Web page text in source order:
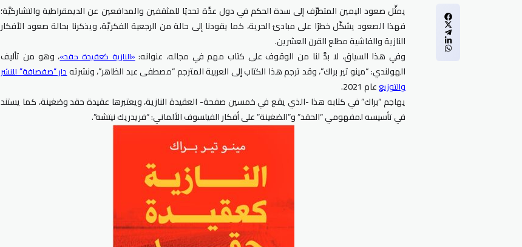
يمثِّل صعود اليمين المتطرِّف إلى سدة الحكم في دول عدَّة تحديًا للمثقفين والمدافعين عن الديمقراطية والتشاركيَّة؛
فهذا الصعود يشكِّل خطرًا على مبادئ الحرية، كما يقودنا إلى حالة من الرجعية الفكريَّة، ويذكرنا بحالة صعود الأفكار
النازية والفاشية مطلع القرن العشرين.
وفي هذا السياق، لا بدَّ لنا من الوقوف على كتاب مهم في مجاله، عنوانه:«النازية كعقيدة حقد»، وهو من تأليف
الهولندي: “مينو تير براك”، وقد ترجم هذا الكتاب إلى العربية المترجم “مصطفى عبد الظاهر”، ونشرتهدار “صفصافة” للنشر
والتوزيععام 2021.
يهاجم “براك” في كتابه هذا -الذي يقع في خمسين صفحة- العقيدة النازية، ويعتبرها عقيدة حقد وضغينة، كما يستند
في تأسيسه لمفهومي “الحقد” و”الضغينة” على أفكار الفيلسوف الألماني: “فريدريك نيتشه”.